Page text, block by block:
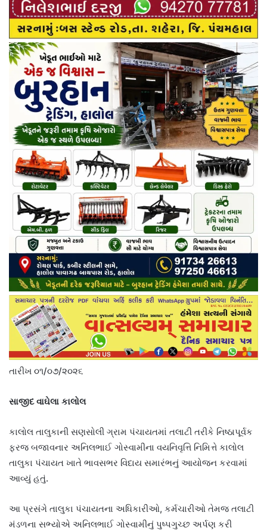
તારીખ ૦૧/૦૭/૨૦૨૬
સાજીદ વાઘેલા કાલોલ
કાલોલ તાલુકાની સણસોલી ગ્રામ પંચાયતમાં તલાટી તરીકે નિષ્ઠાપૂર્વક
ફરજ બજાવનાર અનિલભાઈ ગોસ્વામીના વયનિવૃત્તિ નિમિત્તે કાલોલ
તાલુકા પંચાયત ખાતે ભાવસભર વિદાય સમારંભનું આયોજન કરવામાં
આવ્યું હતું.
આ પ્રસંગે તાલુકા પંચાયતના અધિકારીઓ, કર્મચારીઓ તેમજ તલાટી
મંડળના સભ્યોએ અનિલભાઈ ગોસ્વામીનું પુષ્પગુચ્છ અર્પણ કરી